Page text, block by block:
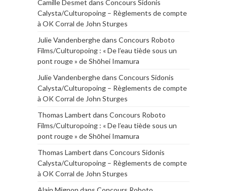
Camille Desmet dans Concours Sidonis
Calysta/Culturopoing – Règlements de compte
à OK Corral de John Sturges
Julie Vandenberghedans Concours Roboto
Films/Culturopoing : « De l’eau tiède sous un
pont rouge » de Shōhei Imamura
Julie Vandenberghedans Concours Sidonis
Calysta/Culturopoing – Règlements de compte
à OK Corral de John Sturges
Thomas Lambert dans Concours Roboto
Films/Culturopoing : « De l’eau tiède sous un
pont rouge » de Shōhei Imamura
Thomas Lambert dans Concours Sidonis
Calysta/Culturopoing – Règlements de compte
à OK Corral de John Sturges